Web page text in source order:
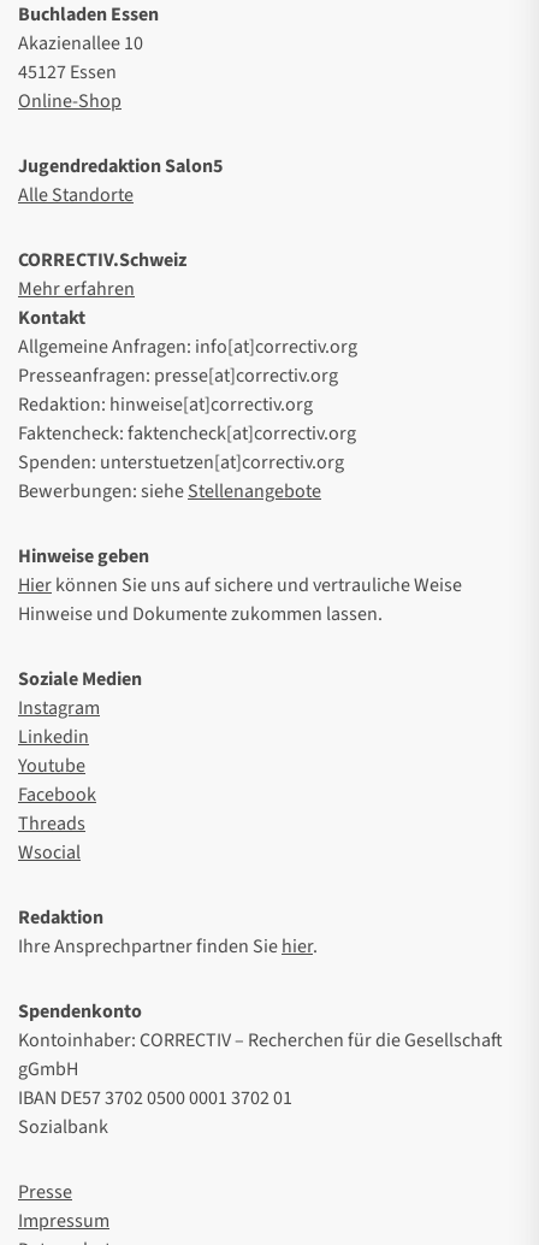
Buchladen Essen
Akazienallee 10
45127 Essen
Online-Shop
Jugendredaktion Salon5
Alle Standorte
CORRECTIV.Schweiz
Mehr erfahren
Kontakt
Allgemeine Anfragen: info[at]correctiv.org
Presseanfragen: presse[at]correctiv.org
Redaktion: hinweise[at]correctiv.org
Faktencheck: faktencheck[at]correctiv.org
Spenden: unterstuetzen[at]correctiv.org
Bewerbungen: sieheStellenangebote
Hinweise geben
Hierkönnen Sie uns auf sichere und vertrauliche Weise
Hinweise und Dokumente zukommen lassen.
Soziale Medien
Instagram
Linkedin
Youtube
Facebook
Threads
Wsocial
Redaktion
Ihre Ansprechpartner finden Siehier.
Spendenkonto
Kontoinhaber: CORRECTIV – Recherchen für die Gesellschaft
gGmbH
IBAN DE57 3702 0500 0001 3702 01
Sozialbank
Presse
Impressum